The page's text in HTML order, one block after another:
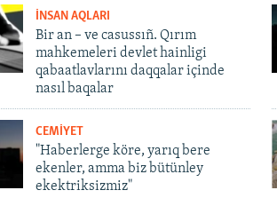
İNSAN AQLARI
Bir an – ve casussıñ. Qırım
mahkemeleri devlet hainligi
qabaatlavlarını daqqalar içinde
nasıl baqalar
CEMİYET
"Haberlerge köre, yarıq bere
ekenler, amma biz bütünley
ekektriksizmiz"